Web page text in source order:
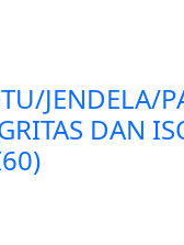
JENDELA/
DAN